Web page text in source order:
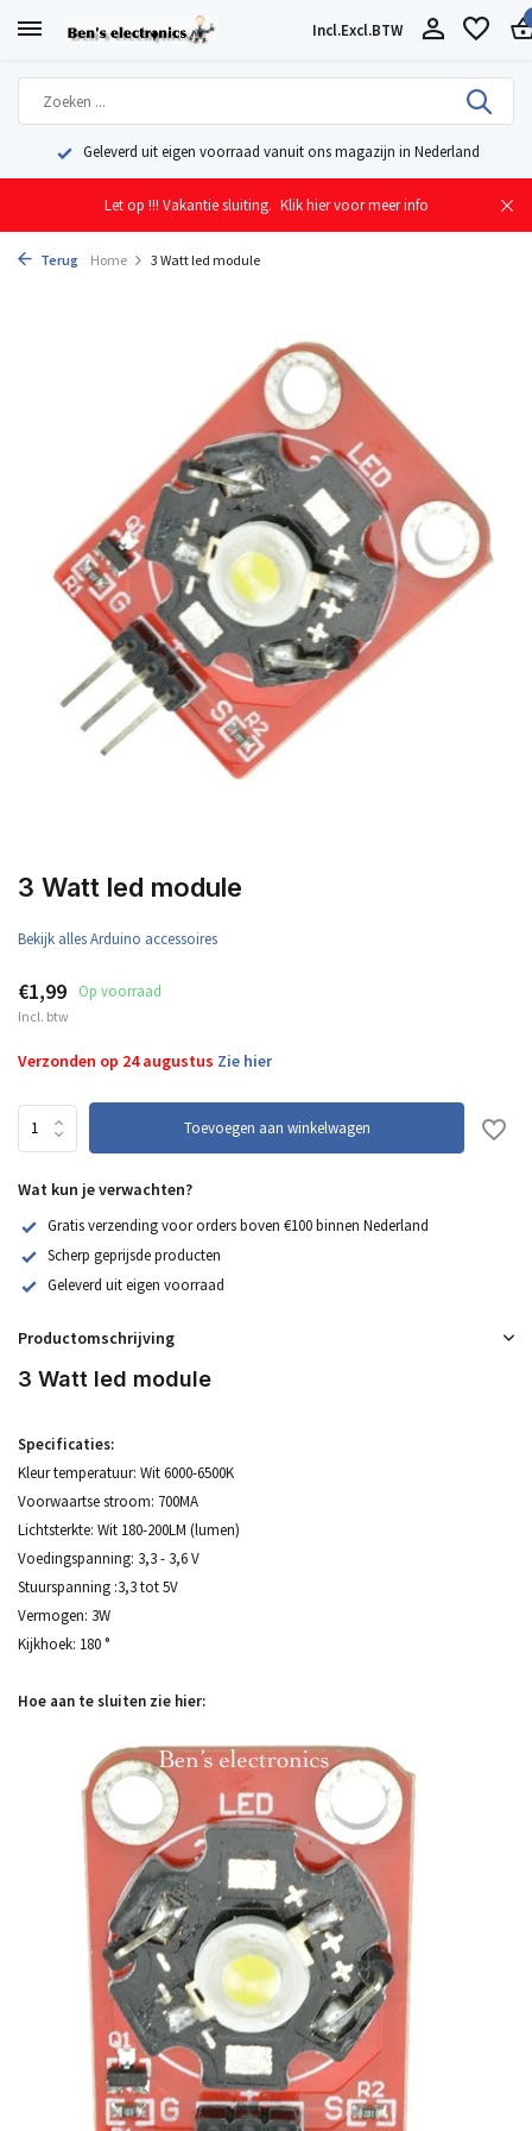
Incl.Excl.BTW
Geleverd uit eigen voorraad vanuit ons magazijn in Nederland
Let op !!! Vakantie sluiting. Klik hier voor meer info
Terug Home 3 Watt led module
3 Watt led module
Bekijk alles Arduino accessoires
€1,99 Op voorraad
Incl. btw
Verzonden op 24 augustus Zie hier
Toevoegen aan winkelwagen
Wat kun je verwachten?
Gratis verzending voor orders boven €100 binnen Nederland
Scherp geprijsde producten
Geleverd uit eigen voorraad
Productomschrijving
3 Watt led module
Specificaties:
Kleur temperatuur: Wit 6000-6500K
Voorwaartse stroom: 700MA
Lichtsterkte: Wit 180-200LM (lumen)
Voedingspanning: 3,3 - 3,6 V
Stuurspanning :3,3 tot 5V
Vermogen: 3W
Kijkhoek: 180 °
Hoe aan te sluiten zie hier: